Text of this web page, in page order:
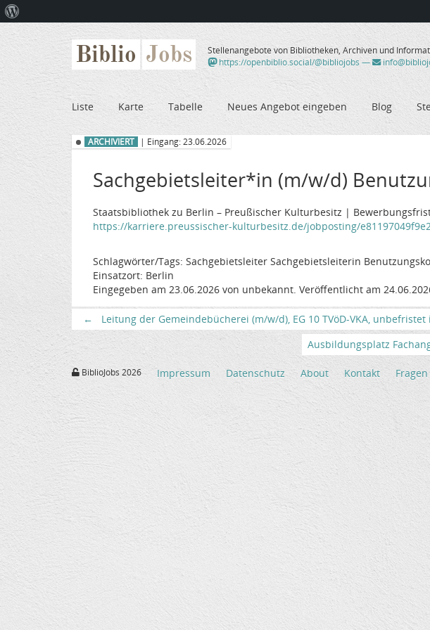
Biblio Jobs
Stellenangebote von Bibliotheken, Archiven und
https://openbiblio.social/@bibliojobs —
Liste Karte Tabelle Neues Angebot eingeben Blog
ARCHIVIERT | Eingang: 23.06.2026
Sachgebietsleiter*in (m/w/d)
Staatsbibliothek zu Berlin – Preußischer Kulturbesitz |
https://karriere.preussischer-kulturbesitz.de/jobposting/
Schlagwörter/Tags: Sachgebietsleiter Sachgebietsleiterin
Einsatzort: Berlin
Eingegeben am 23.06.2026 von unbekannt. Veröffentlicht am
←
Leitung der Gemeindebücherei (m/w/d), EG 10 TVöD-VKA, unbefristet
Ausbildungsplatz
BiblioJobs 2026 Impressum Datenschutz About Kontakt Fragen
WordPress